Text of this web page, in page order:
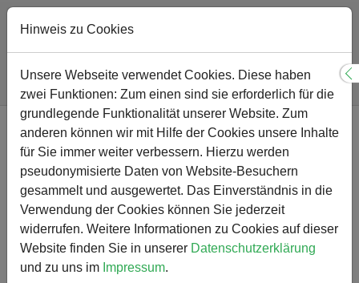
Zum Hauptinhalt springen
Sie sind hier:
Gymnasium Schulprogramm
Fördern und Fordern
Herkunftssprachlicher Unterricht (HSU)
Herkunftssprachlicher Unterricht
Schülerinnen und Schüler mit Migrationshintergrund und
herkunftsbedingten Vorkenntnissen können am
Herkunftssprachlichen Unterricht teilnehmen, er wird zur
Zeit in den Sprachen Arabisch, Griechisch, Italienisch,
Hinweis zu Cookies
Unsere Webseite verwendet Cookies. Diese haben
zwei Funktionen: Zum einen sind sie erforderlich für die
grundlegende Funktionalität unserer Website. Zum
anderen können wir mit Hilfe der Cookies unsere Inhalte
für Sie immer weiter verbessern. Hierzu werden
pseudonymisierte Daten von Website-Besuchern
gesammelt und ausgewertet. Das Einverständnis in die
Verwendung der Cookies können Sie jederzeit
widerrufen. Weitere Informationen zu Cookies auf dieser
Website finden Sie in unserer Datenschutzerklärung
und zu uns im Impressum.